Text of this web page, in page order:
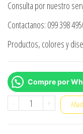
Consulta por nuestro
Contactanos: 099 398
Productos, colores y
Compre por
-
Arreglo
+